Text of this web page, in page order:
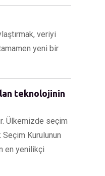
veriyi
yeni bir
teknolojinin
Ülkemizde seçim
Kurulunun
en yenilikçi